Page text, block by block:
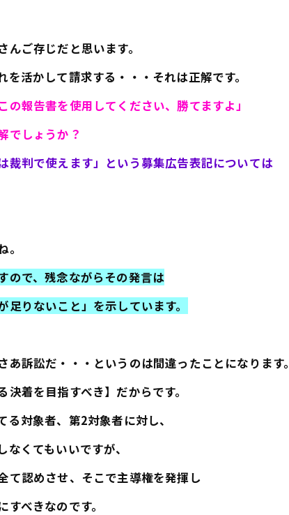
ご存じだと思います。
活かして請求する・・・それは正解です。
報告書を使用してください、勝てますよ」
でしょうか？
裁判で使えます」という募集広告表記については
ので、残念ながらその発言は
足りないこと」を示しています。
訴訟だ・・・というのは間違ったことになります。
着を目指すべき】だからです。
対象者、第2対象者に対し、
くてもいいですが、
て認めさせ、そこで主導権を発揮し
べきなのです。